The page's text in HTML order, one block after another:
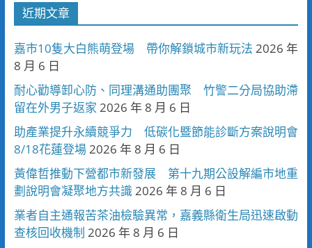
近期文章
嘉市10隻大白熊萌登場 帶你解鎖城市新玩法 2026 年
8 月 6 日
耐心勸導卸心防、同理溝通助團聚 竹警二分局協助滯
留在外男子返家 2026 年 8 月 6 日
助產業提升永續競爭力 低碳化暨節能診斷方案說明會
8/18花蓮登場2026 年 8 月 6 日
黃偉哲推動下營都市新發展 第十九期公設解編市地重
劃說明會凝聚地方共識2026 年 8 月 6 日
業者自主通報苦茶油檢驗異常，嘉義縣衛生局迅速啟動
查核回收機制 2026 年 8 月 6 日